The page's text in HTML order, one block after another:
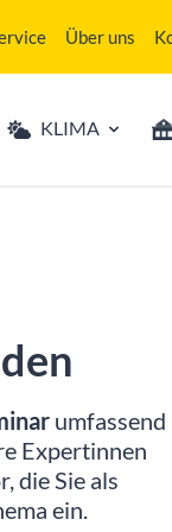
Über uns
KLIMA
umfassend
Expertinnen
die Sie als
ein.